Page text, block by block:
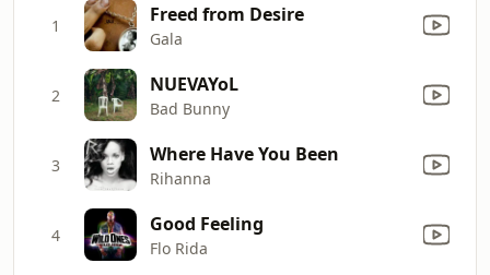
1 Freed from Desire
Gala
2 NUEVAYoL
Bad Bunny
3 Where Have You Been
Rihanna
4 Good Feeling
Flo Rida